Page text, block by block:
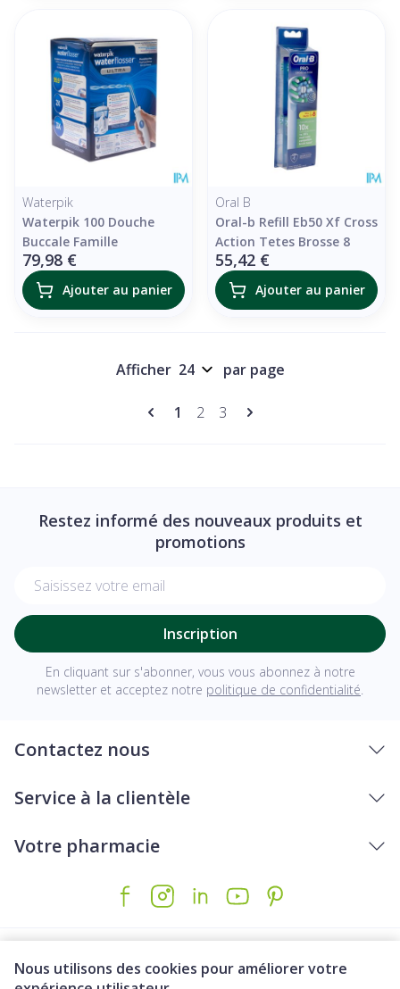
Nous utilisons des cookies pour améliorer votre
Waterpik
Waterpik 100 Douche
Buccale Famille
79,98 €
Ajouter au panier
Oral B
Oral-b Refill Eb50 Xf Cross
Action Tetes Brosse 8
55,42 €
Ajouter au panier
Pages
Vous lisez actuellement la page
1 Page
2 Page
3
Afficher par page
Restez informé des nouveaux produits et
promotions
Inscription
En cliquant sur s'abonner, vous vous abonnez à notre
newsletter et acceptez notre politique de confidentialité
Contactez nous
Service à la clientèle
Votre pharmacie